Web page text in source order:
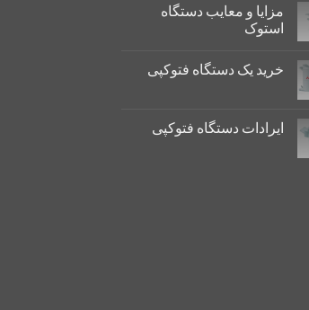
مزایا و معایب دستگاه
استوک
خرید یک دستگاه فتوکپی
ایرادات دستگاه فتوکپی